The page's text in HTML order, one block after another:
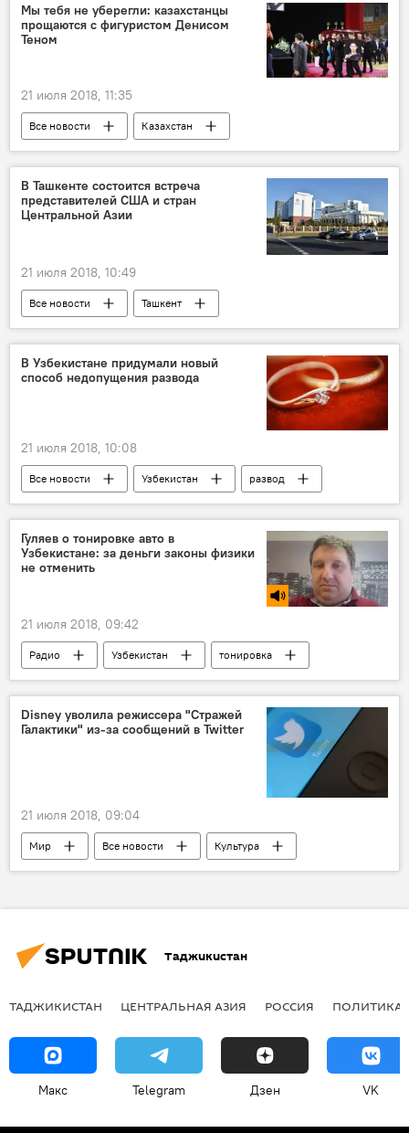
Мы тебя не уберегли: казахстанцы
прощаются с фигуристом Денисом
Теном
21 июля 2018, 11:35
Все новости
Казахстан
Центральная Азия
В Ташкенте состоится встреча
представителей США и стран
Центральной Азии
21 июля 2018, 10:49
Все новости
Ташкент
Центральная Азия
США
В Узбекистане придумали новый
способ недопущения развода
21 июля 2018, 10:08
Все новости Узбекистан
развод
Центральная Азия
Гуляев о тонировке авто в
Узбекистане: за деньги законы физики
не отменить
21 июля 2018, 09:42
Радио Узбекистан
тонировка
Таджикистан
Транспорт
Disney уволила режиссера "Стражей
Галактики" из-за сообщений в Twitter
21 июля 2018, 09:04
Мир Все новости
Культура
США
Таджикистан
ТАДЖИКИСТАН ЦЕНТРАЛЬНАЯ АЗИЯ РОССИЯ ПОЛИТИКА
Макс Telegram Дзен VK